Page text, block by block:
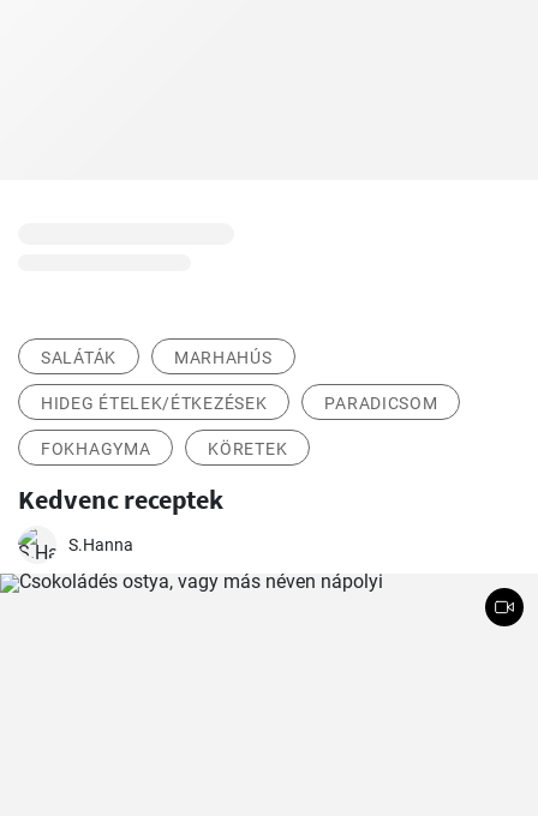
SALÁTÁK MARHAHÚS
HIDEG ÉTELEK/ÉTKEZÉSEK PARADICSOM
FOKHAGYMA KÖRETEK
Kedvenc receptek
S.Hanna